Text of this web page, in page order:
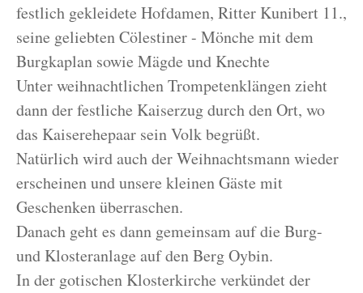
festlich gekleidete Hofdamen, Ritter Kunibert 11.,
seine geliebten Cölestiner - Mönche mit dem
Burgkaplan sowie Mägde und Knechte
Unter weihnachtlichen Trompetenklängen zieht
dann der festliche Kaiserzug durch den Ort, wo
das Kaiserehepaar sein Volk begrüßt.
Natürlich wird auch der Weihnachtsmann wieder
erscheinen und unsere kleinen Gäste mit
Geschenken überraschen.
Danach geht es dann gemeinsam auf die Burg-
und Klosteranlage auf den Berg Oybin.
In der gotischen Klosterkirche verkündet der